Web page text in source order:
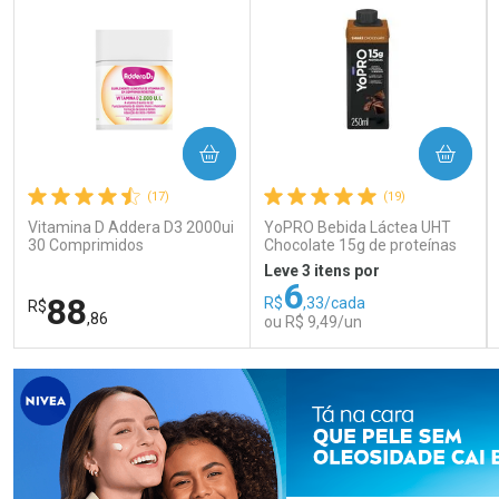
(17)
Vitamina D Addera D3 2000ui
30 Comprimidos
R$88,86
COMPRAR
FECHAR
Laboratório
FECHAR
Por Menos
(19)
YoPRO Bebida Láctea UHT
Chocolate 15g de proteínas
250ml
Leve 3 itens por
R$6,33/cada
ou R$ 9,49/un
COMPRAR
Laboratório
Por Menos